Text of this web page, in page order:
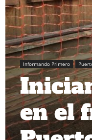
Informando Primero
en el